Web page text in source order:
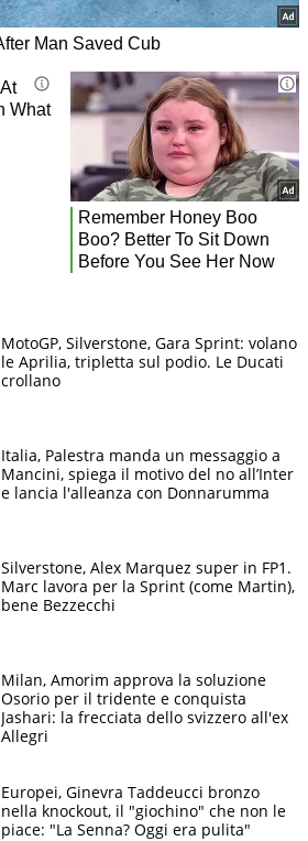
MotoGP, Silverstone, Gara Sprint: volano
le Aprilia, tripletta sul podio. Le Ducati
crollano
Italia, Palestra manda un messaggio a
Mancini, spiega il motivo del no all’Inter
e lancia l'alleanza con Donnarumma
Silverstone, Alex Marquez super in FP1.
Marc lavora per la Sprint (come Martin),
bene Bezzecchi
Milan, Amorim approva la soluzione
Osorio per il tridente e conquista
Jashari: la frecciata dello svizzero all'ex
Allegri
Europei, Ginevra Taddeucci bronzo
nella knockout, il "giochino" che non le
piace: "La Senna? Oggi era pulita"